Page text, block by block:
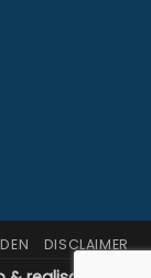
DISCLAIMER